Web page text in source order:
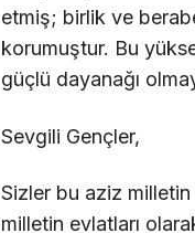
etmiş; birlik ve
korumuştur. Bu
güçlü dayanağı
Sevgili Gençler,
Sizler bu aziz milletin
milletin evlatları